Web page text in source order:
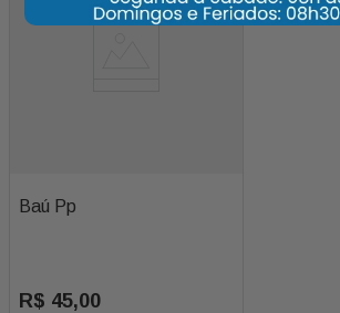
Baú Pp
R$ 45,00